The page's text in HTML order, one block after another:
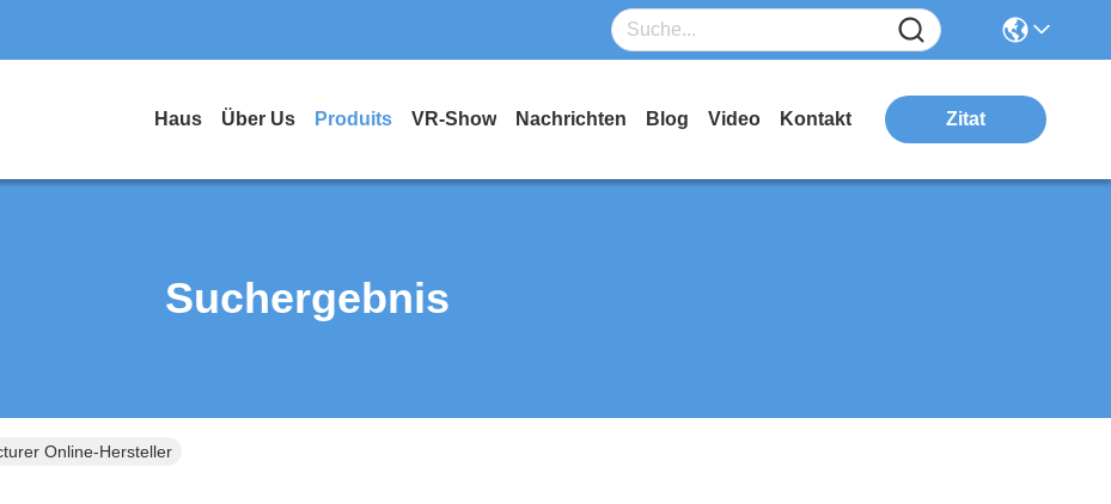
Haus Über Us Produits VR-Show Nachrichten Blog Video Kontakt Zitat
Suchergebnis
Online-Hersteller